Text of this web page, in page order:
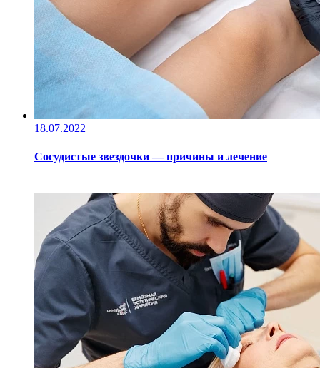
18.07.2022
Сосудистые звездочки — причины и лечение